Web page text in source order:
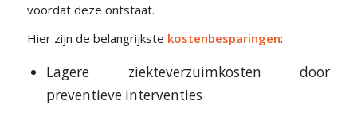
voordat deze ontstaat.
Hier zijn de belangrijkste kostenbesparingen:
Lagere ziekteverzuimkosten door
preventieve interventies